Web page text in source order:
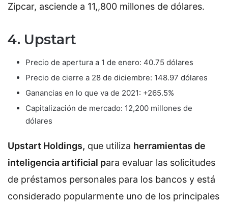
Zipcar, asciende a 11,,800 millones de dólares.
4. Upstart
Precio de apertura a 1 de enero: 40.75 dólares
Precio de cierre a 28 de diciembre: 148.97 dólares
Ganancias en lo que va de 2021: +265.5%
Capitalización de mercado: 12,200 millones de
dólares
Upstart Holdings, que utiliza herramientas de
inteligencia artificial para evaluar las solicitudes
de préstamos personales para los bancos y está
considerado popularmente uno de los principales